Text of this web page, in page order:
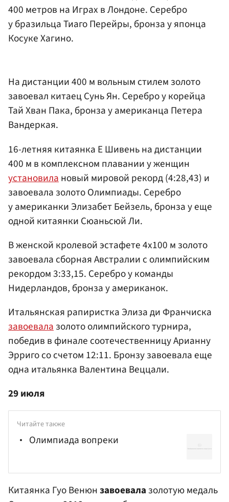
400 метров на Играх в Лондоне. Серебро
у бразильца Тиаго Перейры, бронза у японца
Косуке Хагино.
На дистанции 400 м вольным стилем золото
завоевал китаец Сунь Ян. Серебро у корейца
Тай Хван Пака, бронза у американца Петера
Вандеркая.
16-летняя китаянка Е Шивень на дистанции
400 м в комплексном плавании у женщин
установила новый мировой рекорд (4:28,43) и
завоевала золото Олимпиады. Серебро
у американки Элизабет Бейзель, бронза у еще
одной китаянки Сюаньсюй Ли.
В женской кролевой эстафете 4х100 м золото
завоевала сборная Австралии с олимпийским
рекордом 3:33,15. Серебро у команды
Нидерландов, бронза у американок.
Итальянская рапиристка Элиза ди Франчиска
завоевалазолото олимпийского турнира,
победив в финале соотечественницу Арианну
Эрриго со счетом 12:11. Бронзу завоевала еще
одна итальянка Валентина Веццали.
29 июля
Читайте также
Олимпиада вопреки
Китаянка Гуо Венюнзавоевала золотую медаль